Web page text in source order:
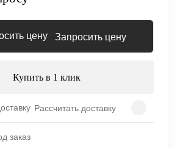
Запросить цену
Купить в 1 клик
Рассчитать доставку
заказ